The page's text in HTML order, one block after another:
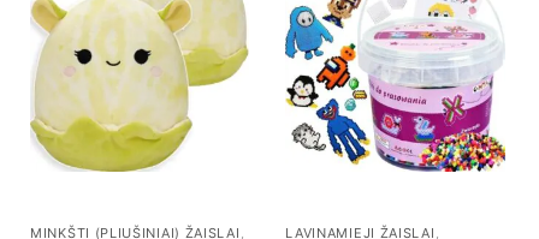
MINKŠTI (PLIUŠINIAI) ŽAISLAI , LAVINAMIEJI ŽAISLAI ,